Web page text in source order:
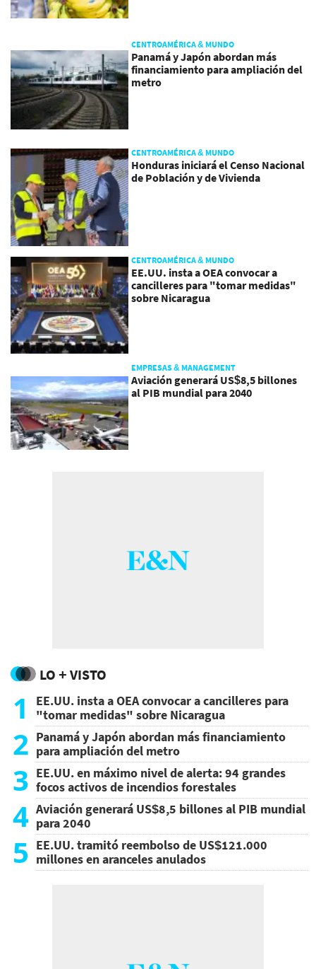
CENTROAMÉRICA & MUNDO
Panamá y Japón abordan más
financiamiento para ampliación del
metro
CENTROAMÉRICA & MUNDO
Honduras iniciará el Censo Nacional
de Población y de Vivienda
CENTROAMÉRICA & MUNDO
EE.UU. insta a OEA convocar a
cancilleres para "tomar medidas"
sobre Nicaragua
EMPRESAS & MANAGEMENT
Aviación generará US$8,5 billones
al PIB mundial para 2040
LO + VISTO
1
EE.UU. insta a OEA convocar a cancilleres para
"tomar medidas" sobre Nicaragua
2 Panamá y Japón abordan más financiamiento
para ampliación del metro
3 EE.UU. en máximo nivel de alerta: 94 grandes
focos activos de incendios forestales
4 Aviación generará US$8,5 billones al PIB mundial
para 2040
5 EE.UU. tramitó reembolso de US$121.000
millones en aranceles anulados